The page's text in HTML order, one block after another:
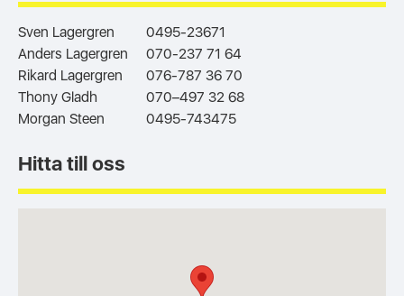
Sven Lagergren
0495-23671
Anders Lagergren
070-237 71 64
Rikard Lagergren
076-787 36 70
Thony Gladh
070–497 32 68
Morgan Steen
0495-743475
Hitta till oss